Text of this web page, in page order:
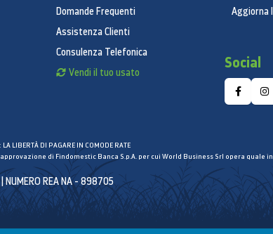
Domande Frequenti
Assistenza Clienti
Consulenza Telefonica
Vendi il tuo usato
Aggiorna
Social
LIBERTÀ DI PAGARE IN COMODE RATE
di Findomestic Banca S.p.A. per cui World Business Srl opera quale
REA NA - 898705